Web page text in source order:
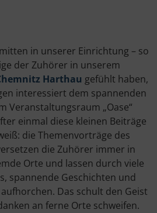
in unserer Einrichtung – so
der Zuhörer in unserem
Harthau gefühlt haben,
interessiert dem spannenden
Veranstaltungsraum „Oase“
einmal diese kleinen Beiträge
die Themenvorträge des
die Zuhörer immer in
Orte und lassen durch viele
spannende Geschichten und
Das schult den Geist
an ferne Orte schweifen.